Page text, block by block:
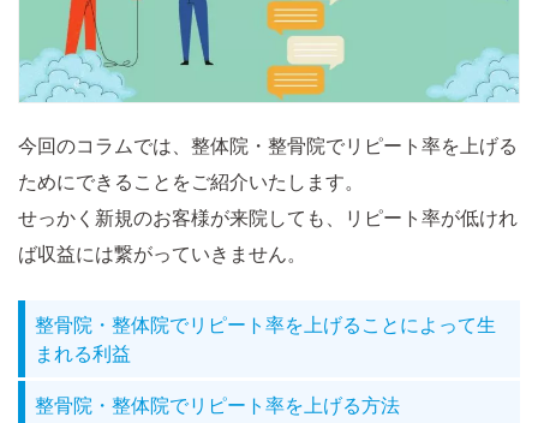
今回のコラムでは、整体院・整骨院でリピート率を上げる
ためにできることをご紹介いたします。
せっかく新規のお客様が来院しても、リピート率が低けれ
ば収益には繋がっていきません。
整骨院・整体院でリピート率を上げることによって生
まれる利益
整骨院・整体院でリピート率を上げる方法